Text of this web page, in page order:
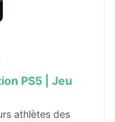
PS5 | Jeu
athlètes des